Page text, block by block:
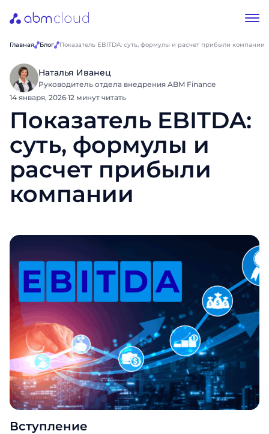
Главная Блог Показатель EBITDA: суть, формулы и расчет прибыли компании
Наталья Иванец
Руководитель отдела внедрения ABM Finance
14 января, 2026·12 минут читать
Показатель EBITDA:
суть, формулы и
расчет прибыли
компании
Вступление